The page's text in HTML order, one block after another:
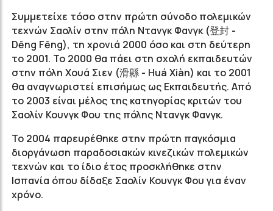
Συμμετείχε τόσο στην πρώτη σύνοδο πολεμικών
τεχνών Σαολίν στην πόλη Ντανγκ Φανγκ (登封 -
Dēng Fēng), τη χρονιά 2000 όσο και στη δεύτερη
το 2001. Το 2000 θα πάει στη σχολή εκπαιδευτών
στην πόλη Χουά Σιεν (滑縣 - Huá Xiàn) και το 2001
θα αναγνωριστεί επισήμως ως Εκπαιδευτής. Από
το 2003 είναι μέλος της κατηγορίας κριτών του
Σαολίν Κουνγκ Φου της πόλης Ντανγκ Φανγκ.
Το 2004 παρευρέθηκε στην πρώτη παγκόσμια
διοργάνωση παραδοσιακών κινεζικών πολεμικών
τεχνών και το ίδιο έτος προσκλήθηκε στην
Ισπανία όπου δίδαξε Σαολίν Κουνγκ Φου για έναν
χρόνο.